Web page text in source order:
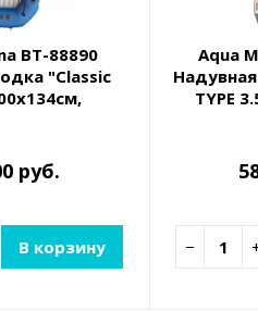
BT-88890
"Classic
руб.
В корзину
Aqua
Надувная
TYPE
−